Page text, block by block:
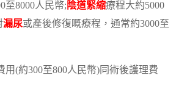
至8000人民幣;陰道緊縮療程大約5000
漏尿或產後修復嘅療程，通常約3000至
用(約300至800人民幣)同術後護理費